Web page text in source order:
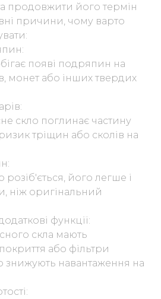
продовжити його термін
причини, чому варто
появі подряпин на
монет або інших твердих
скло поглинає частину
тріщин або сколів на
його легше і
ніж оригінальний
функції:
скла мають
або фільтри
знижують навантаження на